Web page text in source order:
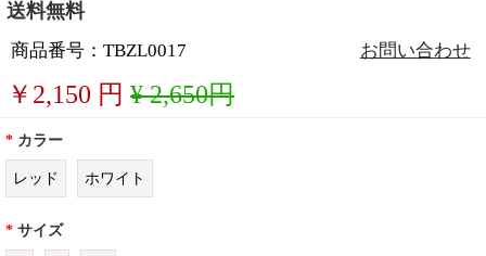
送料無料
商品番号：TBZL0017 お問い合わせ
￥ 2,150 円 ¥ 2,650円
* カラー
レッド ホワイト
* サイズ